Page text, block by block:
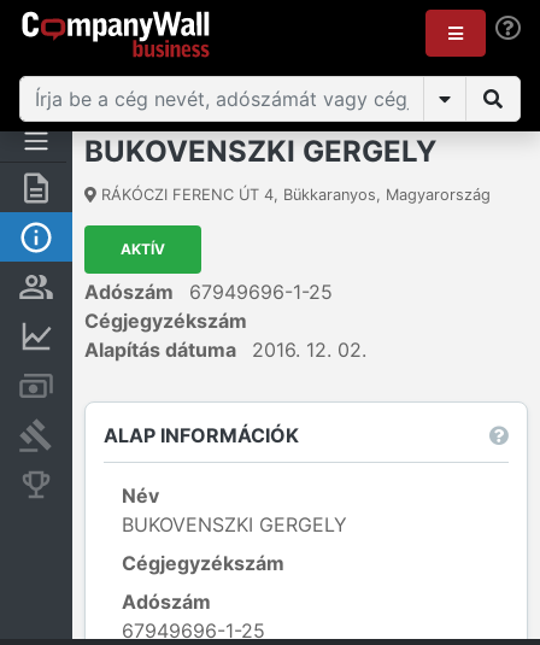
Összegzés
Alap információk
Személyek és tulajdonjog
Pénzügyi információk
Bírósági eljárások
Konkurens cégek
BUKOVENSZKI GERGELY
RÁKÓCZI FERENC ÚT 4, Bükkaranyos, Magyarország
AKTÍV
Adószám
67949696-1-25
Cégjegyzékszám
Alapítás dátuma
2016. 12. 02.
ALAP INFORMÁCIÓK
Név
BUKOVENSZKI GERGELY
Cégjegyzékszám
Adószám
67949696-1-25